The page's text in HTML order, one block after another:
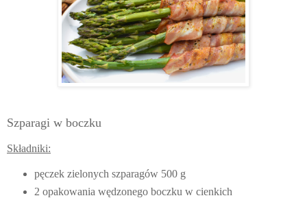
Szparagi w boczku
Składniki:
pęczek zielonych szparagów 500 g
2 opakowania wędzonego boczku w cienkich